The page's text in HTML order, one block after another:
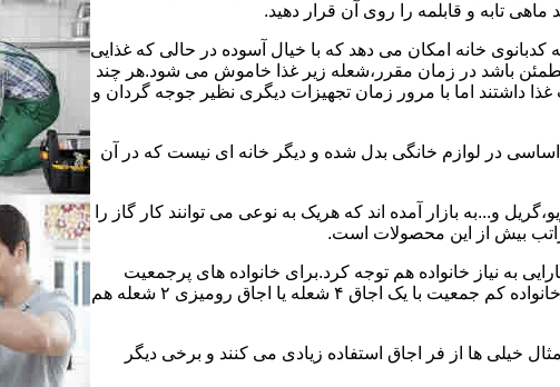
ماهی تابه و قابلمه را روی آن قرار دهید.
کدبانوی خانه امکان می دهد که با خیال آسوده در حالی که غذایی
باشد در زمان مقرر،شعله زیر غذا خاموش می شود.هر چند
غذا داشتند اما با مرور زمان تجهیزات دیگری نظیر جوجه گردان و
اساسی در لوازم خانگی بدل شده و دیگر خانه ای نیست که در آن
و...به بازار آمده اند که هریک به نوعی می توانند کار گاز را
بیش از این محصولات است.
به نیاز خانواده هم توجه کرد.برای خانواده های پرجمعیت
اجاق های ۵ یا ۶ شعله مناسب است اما یک خانواده کم جمعیت با یک اجاق ۴ شعله یا اجاق رومیزی ۲ شعله هم
خیلی ها از فر اجاق استفاده زیادی می کنند و برخی دیگر